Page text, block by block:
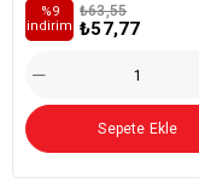
₺57,77
₺63,55
%9
i̇ndirim
Sepete Ekle